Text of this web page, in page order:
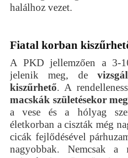
halálhoz vezet.
Fiatal korban
A PKD jellemzően a 3-
jelenik meg, de
kiszűrhető. A
macskák születésekor
a vese és a hólyag
életkorban a ciszták még
cicák fejlődésével
nagyobbak. Nemcsak a